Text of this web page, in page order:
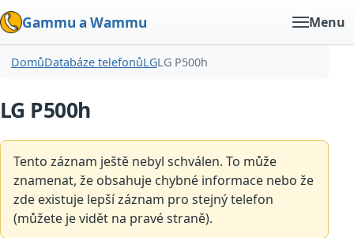
Gammu a Wammu Menu
DomůDatabáze telefonůLGLG P500h
LG P500h
Tento záznam ještě nebyl schválen. To může
znamenat, že obsahuje chybné informace nebo že
zde existuje lepší záznam pro stejný telefon
(můžete je vidět na pravé straně).